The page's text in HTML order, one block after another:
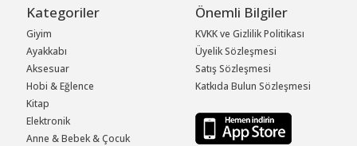
Kategoriler
Giyim
Ayakkabı
Aksesuar
Hobi & Eğlence
Kitap
Elektronik
Anne & Bebek & Çocuk
Önemli Bilgiler
KVKK ve Gizlilik Politikası
Üyelik Sözleşmesi
Satış Sözleşmesi
Katkıda Bulun Sözleşmesi